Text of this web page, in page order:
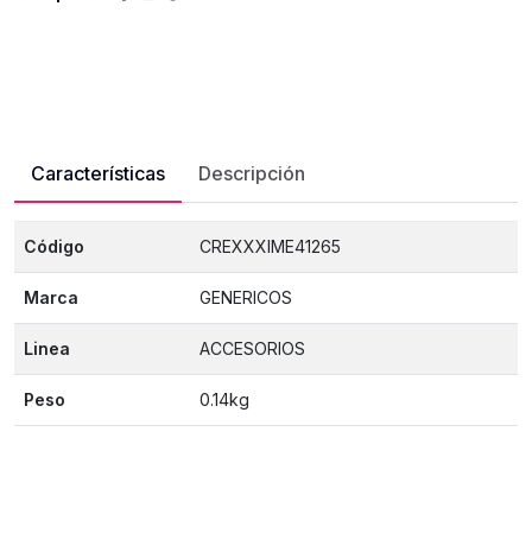
Características Descripción
Código CREXXXIME41265
Marca GENERICOS
Linea ACCESORIOS
Peso 0.14kg